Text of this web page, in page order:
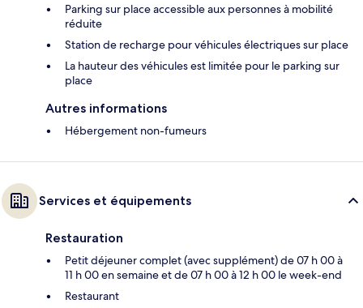
Parking sur place accessible aux personnes à mobilité
réduite
Station de recharge pour véhicules électriques sur place
La hauteur des véhicules est limitée pour le parking sur
place
Autres informations
Hébergement non-fumeurs
Services et équipements
Restauration
Petit déjeuner complet (avec supplément) de 07 h 00 à
11 h 00 en semaine et de 07 h 00 à 12 h 00 le week-end
Restaurant